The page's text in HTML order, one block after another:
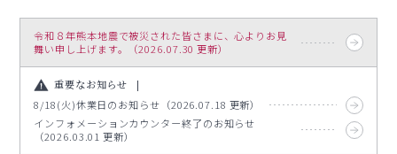
令和８年熊本地震で被災された皆さまに、心よりお見
舞い申し上げます。（2026.07.30 更新）
重要なお知らせ
8/18(火)休業日のお知らせ（2026.07.18 更新）
インフォメーションカウンター終了のお知らせ
（2026.03.01 更新）